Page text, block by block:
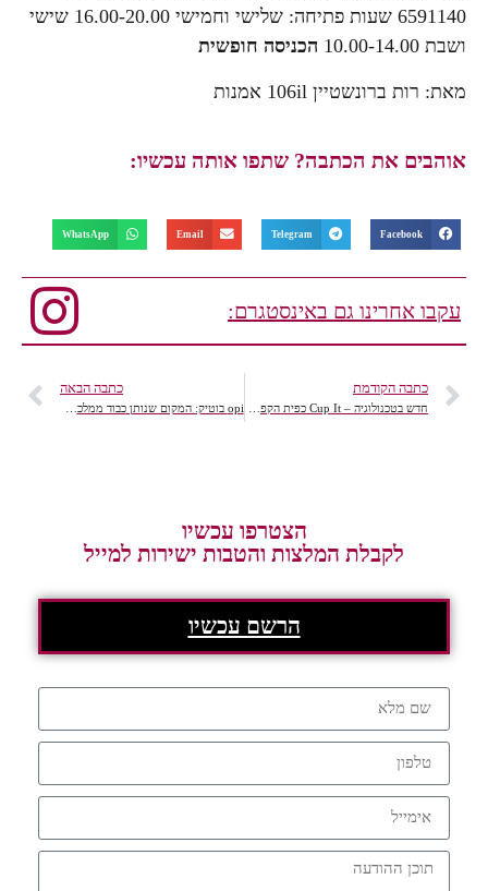
6591140 שעות פתיחה: שלישי וחמישי 16.00-20.00 שישי
ושבת 10.00-14.00
הכניסה חופשית
מאת: רות ברונשטיין 106il אמנות
אוהבים את הכתבה? שתפו אותה עכשיו:
Facebook
Telegram
Email
WhatsApp
עקבו אחרינו גם באינסטגרם:
כתבה הקודמת כתבה הבאה
הצטרפו עכשיו
לקבלת המלצות והטבות ישירות למייל
הרשם עכשיו